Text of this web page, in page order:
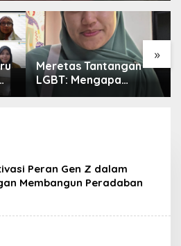
»
Meretas Tantangan
LGBT: Mengapa
Penguatan Kurikulum
Peran Gen Z dalam
Membangun Peradaban